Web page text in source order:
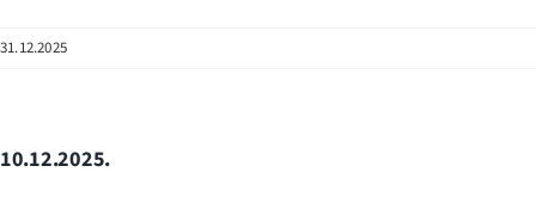
31.12.2025
10.12.2025.